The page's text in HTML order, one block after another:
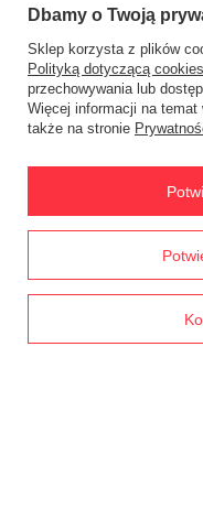
Dbamy o Twoją
Sklep korzysta z plików
Polityką dotyczącą cookies
przechowywania lub
Więcej informacji na
także na stronie